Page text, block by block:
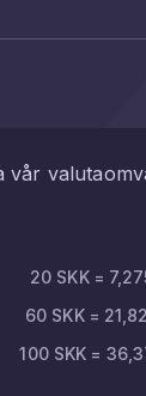
vår
20 SKK=
60 SKK=
100 SKK =